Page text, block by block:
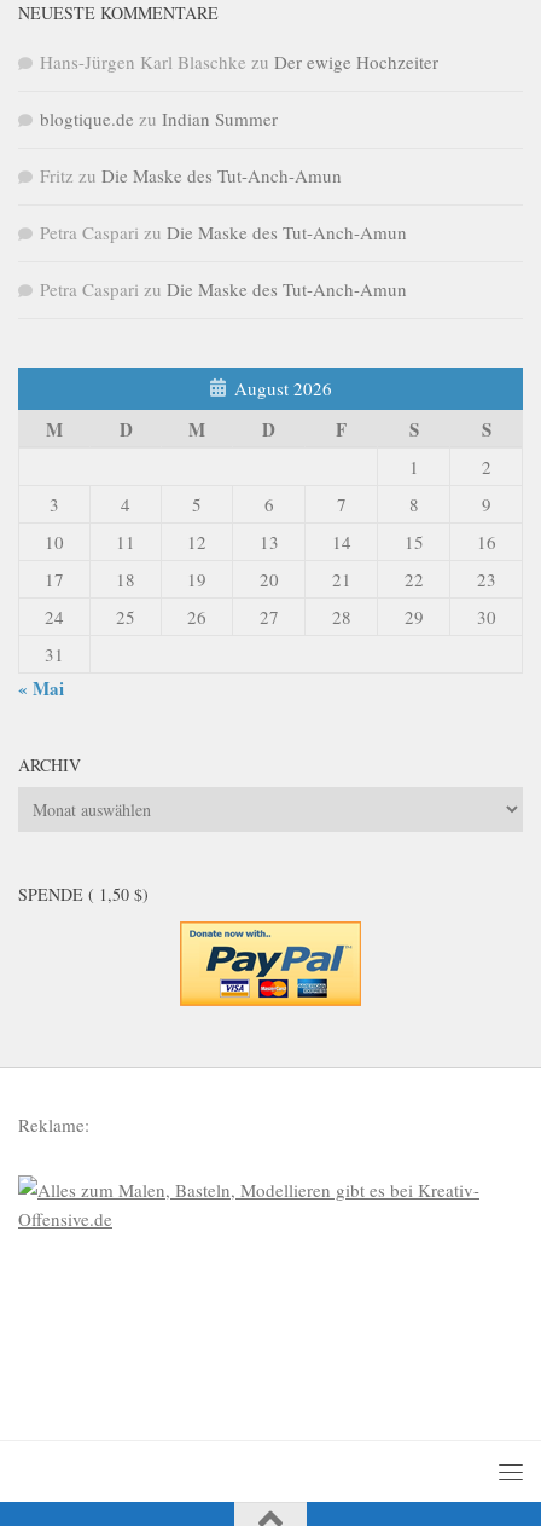
NEUESTE KOMMENTARE
Hans-Jürgen Karl Blaschke zu Der ewige Hochzeiter
blogtique.de zu Indian Summer
Fritz zu Die Maske des Tut-Anch-Amun
Petra Caspari zu Die Maske des Tut-Anch-Amun
Petra Caspari zu Die Maske des Tut-Anch-Amun
August 2026
M D M D F S S
1
2
3
4 5 6 7 8
9
10
11 12 13 14 15
16
17
18 19 20 21 22
23
24
25 26 27 28 29
30
31
« Mai
ARCHIV
Archiv
SPENDE ( 1,50 $)
Reklame: